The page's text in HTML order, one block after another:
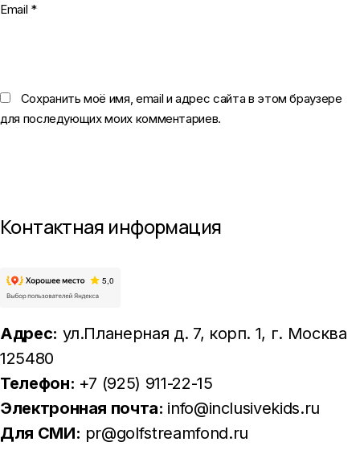
Email *
Сохранить моё имя, email и адрес сайта в этом браузере
для последующих моих комментариев.
Контактная информация
Адрес: ул.Планерная д. 7, корп. 1, г. Москва
125480
Телефон: +7 (925) 911-22-15
Электронная почта: info@inclusivekids.ru
Для СМИ: pr@golfstreamfond.ru